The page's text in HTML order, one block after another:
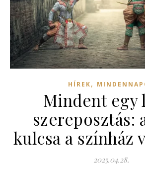
HÍREK,
Mindent egy
szereposztás:
kulcsa a színház
2025.04.28.